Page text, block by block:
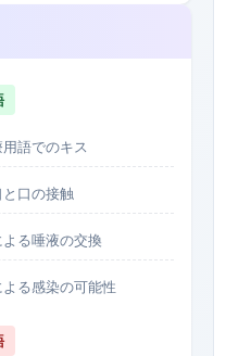
語でのキス
口の接触
る唾液の交換
よる感染の可能性